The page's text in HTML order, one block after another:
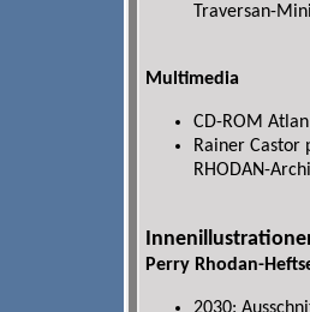
Traversan-
Multimedia
CD-ROM
Rainer Castor
RHODAN-
Perry Rhodan-